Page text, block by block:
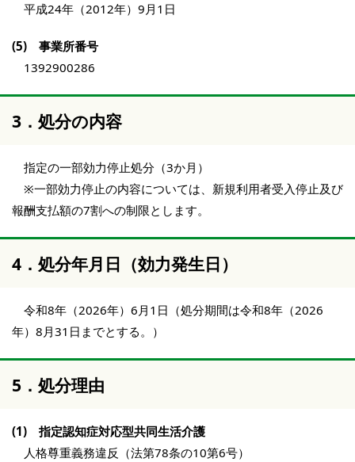
平成24年（2012年）9月1日
(5) 事業所番号
1392900286
3．処分の内容
指定の一部効力停止処分（3か月）
※一部効力停止の内容については、新規利用者受入停止及び
報酬支払額の7割への制限とします。
4．処分年月日（効力発生日）
令和8年（2026年）6月1日（処分期間は令和8年（2026
年）8月31日までとする。）
5．処分理由
(1) 指定認知症対応型共同生活介護
人格尊重義務違反（法第78条の10第6号）